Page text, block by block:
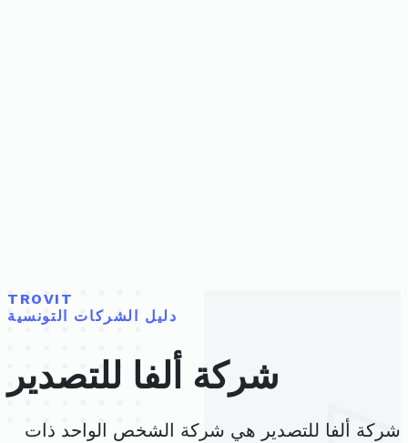
TROVIT
دليل الشركات التونسية
شركة ألفا للتصدير
شركة ألفا للتصدير هي شركة الشخص الواحد ذات